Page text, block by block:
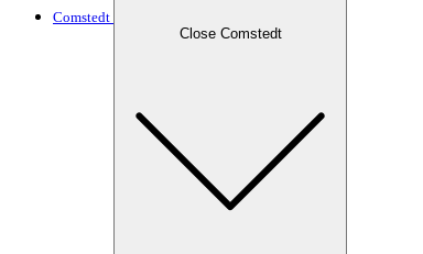
Comstedt
Close Comstedt